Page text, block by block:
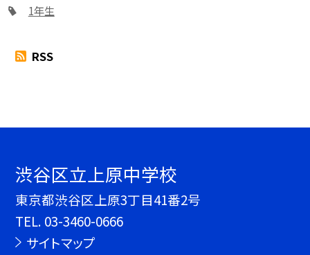
1年生
RSS
渋谷区立上原中学校
東京都渋谷区上原3丁目41番2号
TEL. 03-3460-0666
サイトマップ